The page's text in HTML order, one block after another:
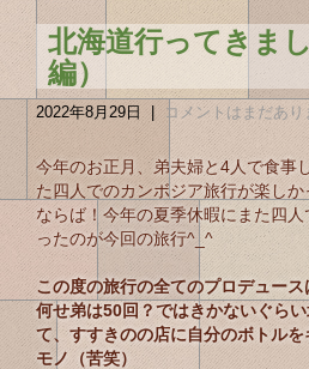
北海道行ってきま
編）
2022年8月29日 | コメントはまだあり
今年のお正月、弟夫婦と4人で食事
た四人でのカンボジア旅行が楽しか
ならば！今年の夏季休暇にまた四
ったのが今回の旅行^_^
この度の旅行の全てのプロデュース
何せ弟は50回？ではきかないぐら
て、すすきのの店に自分のボトル
モノ（苦笑）